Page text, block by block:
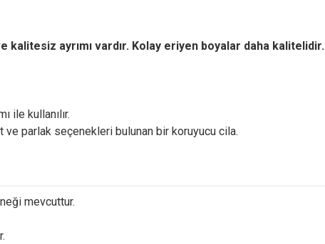
ayrımı vardır. Kolay eriyen boyalar daha kalitelidir.
ile kullanılır.
ve parlak seçenekleri bulunan bir koruyucu cila.
mevcuttur.